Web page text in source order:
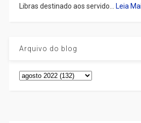
Libras destinado aos servido... Leia
Arquivo do blog